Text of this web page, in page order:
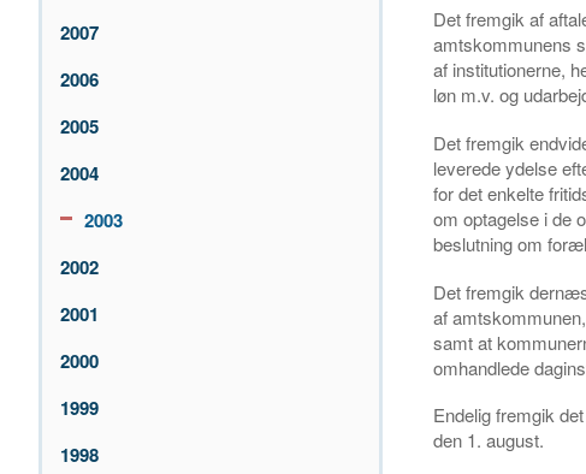
2007
2006
2005
2004
2003
2002
2001
2000
1999
1998
Det fremgik af
amtskommunens
af institutionerne,
løn m.v. og
Det fremgik
leverede ydelse
for det enkelte
om optagelse i de
beslutning om
Det fremgik
af
samt at
omhandlede
Endelig fremgik
den 1. august.